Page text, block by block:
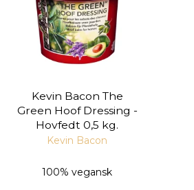
Kevin Bacon The
Green Hoof Dressing -
Hovfedt 0,5 kg.
Kevin Bacon
100% vegansk